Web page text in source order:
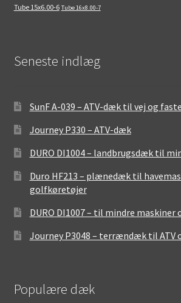
Tube 15x6.00-6 Tube 16x8.00-7
Seneste indlæg
SunF A-039 – ATV-dæk til vej og
Journey P330 – ATV-dæk
DURO DI1004 – landbrugsdæk til
Duro HF213 – plænedæk til
golfkøretøjer
DURO DI1007 – til mindre maskiner
Journey P3048 – terrændæk til ATV
Populære dæk